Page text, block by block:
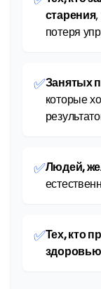
старения,
потеря
✅Занятых
которые
✅Людей,
✅Тех, кто